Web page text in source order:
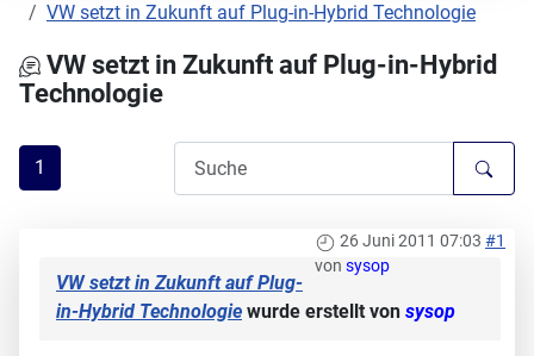
VW setzt in Zukunft auf Plug-in-Hybrid Technologie
VW setzt in Zukunft auf Plug-in-Hybrid
Technologie
1
26 Juni 2011 07:03 #1
von sysop
VW setzt in Zukunft auf Plug-
in-Hybrid Technologie wurde erstellt von sysop